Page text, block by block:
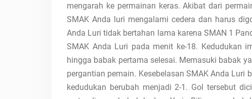
mengarah ke permainan keras. Akibat dari
SMAK Anda luri mengalami cedera dan harus
Anda Luri tidak bertahan lama karena SMAN 1
SMAK Anda Luri pada menit ke-18. Kedudukan
hingga babak pertama selesai. Memasuki babak
pergantian pemain. Kesebelasan SMAK Anda
kedudukan berubah menjadi 2-1. Gol tersebut